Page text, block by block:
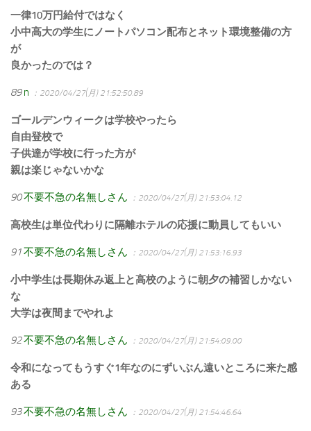
一律10万円給付ではなく
小中高大の学生にノートパソコン配布とネット環境整備の方
が
良かったのでは？
89 n ：2020/04/27(月) 21:52:50.89
ゴールデンウィークは学校やったら
自由登校で
子供達が学校に行った方が
親は楽じゃないかな
90不要不急の名無しさん ：2020/04/27(月) 21:53:04.12
高校生は単位代わりに隔離ホテルの応援に動員してもいい
91不要不急の名無しさん ：2020/04/27(月) 21:53:16.93
小中学生は長期休み返上と高校のように朝夕の補習しかない
な
大学は夜間までやれよ
92不要不急の名無しさん ：2020/04/27(月) 21:54:09.00
令和になってもうすぐ1年なのにずいぶん遠いところに来た感
ある
93不要不急の名無しさん ：2020/04/27(月) 21:54:46.64